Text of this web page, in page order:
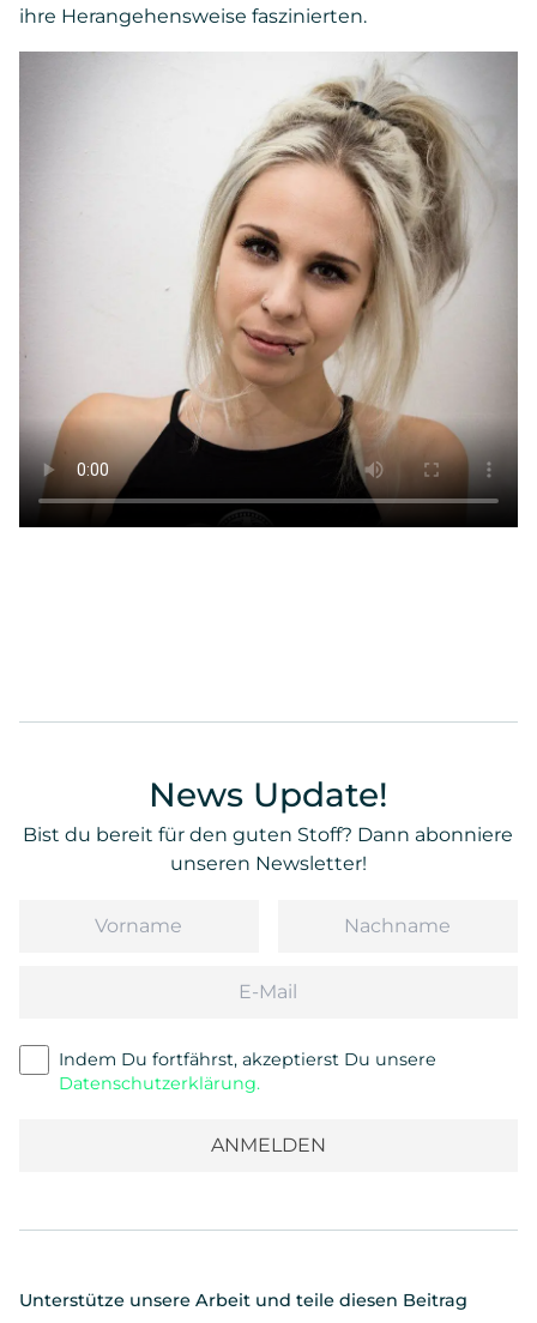
ihre Herangehensweise faszinierten.
News Update!
Bist du bereit für den guten Stoff? Dann abonniere
unseren Newsletter!
Indem Du fortfährst, akzeptierst Du unsere
Datenschutzerklärung.
Unterstütze unsere Arbeit und teile diesen Beitrag